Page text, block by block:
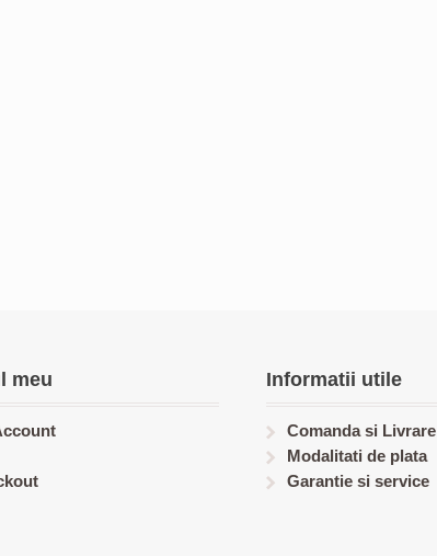
meu Informatii utile
Comanda si Livrare
Modalitati de plata
Garantie si service